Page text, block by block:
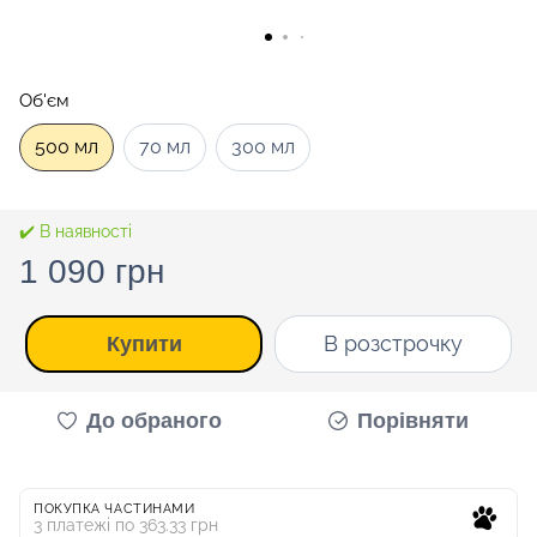
Об'єм
500 мл 70 мл 300 мл
✔️ В наявності
1 090 грн
Купити В розстрочку
До обраного Порівняти
ПОКУПКА ЧАСТИНАМИ
3 платежі по 363.33 грн